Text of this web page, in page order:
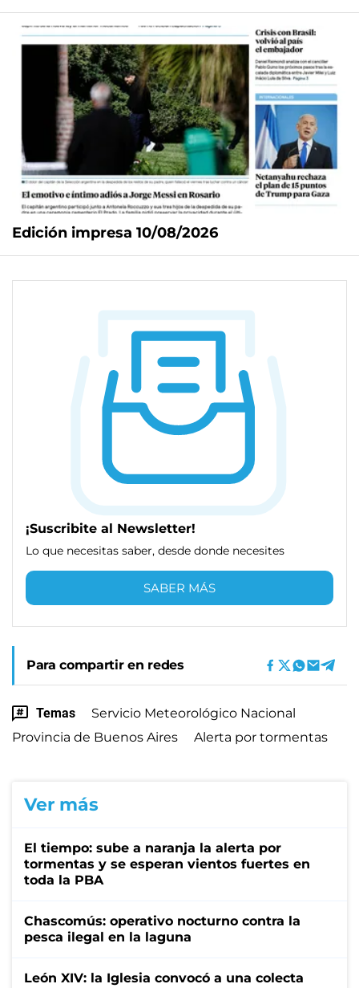
Edición impresa 10/08/2026
¡Suscribite al Newsletter!
Lo que necesitas saber, desde donde necesites
SABER MÁS
Para compartir en redes
Temas
Servicio Meteorológico Nacional
Provincia de Buenos Aires
Alerta por tormentas
Ver más
El tiempo: sube a naranja la alerta por
tormentas y se esperan vientos fuertes en
toda la PBA
Chascomús: operativo nocturno contra la
pesca ilegal en la laguna
León XIV: la Iglesia convocó a una colecta